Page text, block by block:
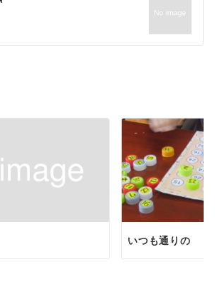
いつも通りの